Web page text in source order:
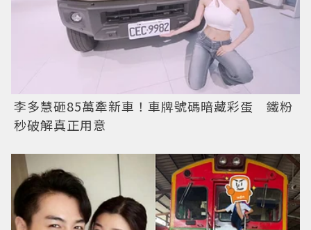
李多慧砸85萬牽新車！車牌號碼暗藏彩蛋 鐵粉
秒破解真正用意